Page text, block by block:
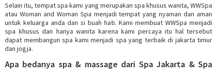
Selain itu, tempat spa kami yang merupakan spa khusus wanita, WWSpa
atau Woman and Woman Spa menjadi tempat yang nyaman dan aman
untuk keluarga anda dan si buah hati. Kami membuat WWSpa menjadi
spa khusus dan hanya wanita karena kami percaya itu hal tersebut
dapat membangun spa kami menjadi spa yang terbaik di jakarta timur
dan jogja.
Apa bedanya spa & massage dari Spa Jakarta & Spa